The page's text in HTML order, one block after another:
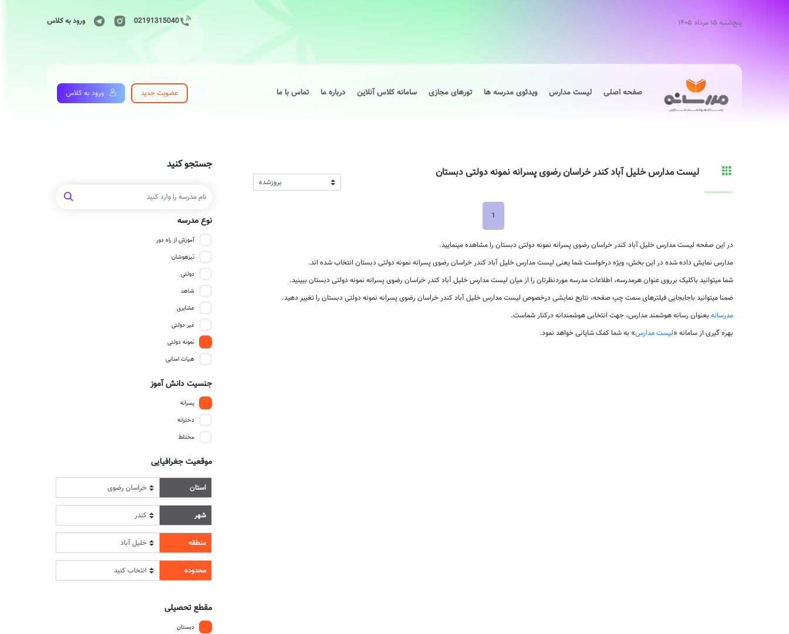
پنج‌شنبه ۱۵ مرداد ۱۴۰۵ 02191315040 ورود به کلاس
صفحه اصلی لیست مدارس ویدئوی مدرسه ها تورهای مجازی سامانه کلاس آنلاین درباره ما تماس با ما عضویت جدید ورود به کلاس
جستجو کنید
نوع مدرسه
آموزش از راه دور
تیزهوشان
دولتی
شاهد
عشایری
غیر دولتی
نمونه دولتی
هیات امنایی
جنسیت دانش آموز
پسرانه
دخترانه
مختلط
موقعیت جغرافیایی
استان
شهر
منطقه
محدوده
مقطع تحصیلی
دبستان
لیست مدارس خلیل آباد کندر خراسان رضوی پسرانه نمونه دولتی دبستان
1
در این صفحه لیست مدارس خلیل آباد کندر خراسان رضوی پسرانه نمونه دولتی دبستان را مشاهده مینمایید.
مدارس نمایش داده شده در این بخش، ویژه درخواست شما یعنی لیست مدارس خلیل آباد کندر خراسان رضوی پسرانه نمونه دولتی دبستان انتخاب شده اند.
شما میتوانید باکلیک برروی عنوان هرمدرسه، اطلاعات مدرسه موردنظرتان را از میان لیست مدارس خلیل آباد کندر خراسان رضوی پسرانه نمونه دولتی دبستان ببینید.
ضمنا میتوانید باجابجایی فیلترهای سمت چپ صفحه، نتایج نمایشی درخصوص لیست مدارس خلیل آباد کندر خراسان رضوی پسرانه نمونه دولتی دبستان را تغییر دهید.
مدرسانه بعنوان رسانه هوشمند مدارس، جهت انتخابی هوشمندانه درکنار شماست.
بهره گیری از سامانه «لیست مدارس» به شما کمک شایانی خواهد نمود.